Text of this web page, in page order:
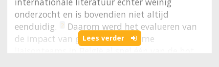
Lees verder
onderzocht en is bovendien niet altijd
eenduidig.
2 Daarom werd het evalueren van
de impact van geriatrische interne